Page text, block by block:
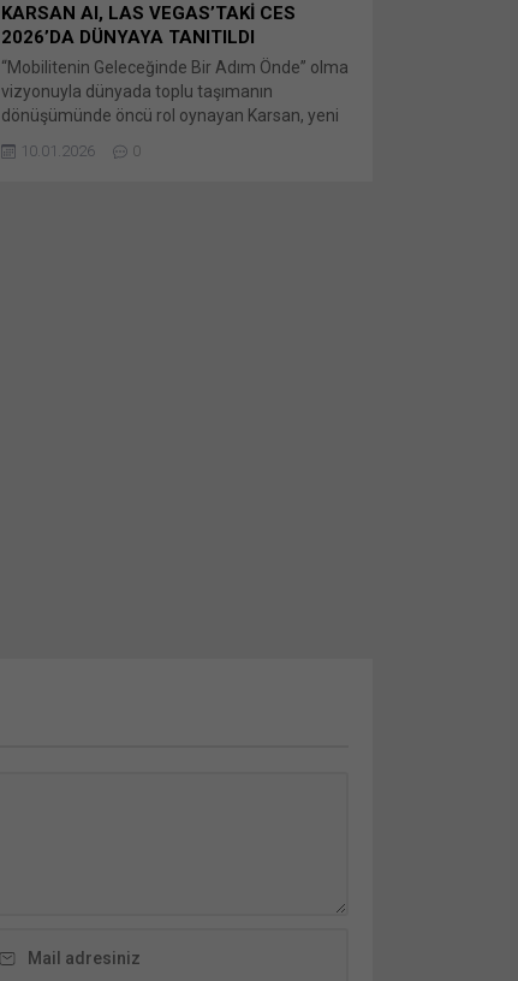
KARSAN AI, LAS VEGAS’TAKİ CES
2026’DA DÜNYAYA TANITILDI
“Mobilitenin Geleceğinde Bir Adım Önde” olma
vizyonuyla dünyada toplu taşımanın
dönüşümünde öncü rol oynayan Karsan, yeni
ve tanıtım Bunu paylaş: X'te paylaşmak için
10.01.2026 0